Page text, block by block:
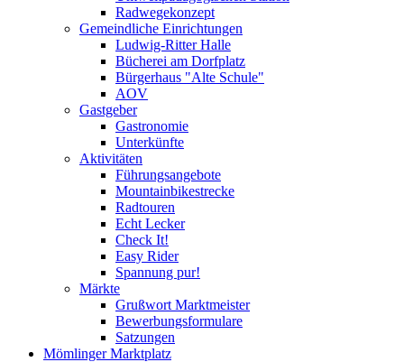
Radwegekonzept
Gemeindliche Einrichtungen
Ludwig-Ritter Halle
Bücherei am Dorfplatz
Bürgerhaus "Alte Schule"
AOV
Gastgeber
Gastronomie
Unterkünfte
Aktivitäten
Führungsangebote
Mountainbikestrecke
Radtouren
Echt Lecker
Check It!
Easy Rider
Spannung pur!
Märkte
Grußwort Marktmeister
Bewerbungsformulare
Satzungen
Mömlinger Marktplatz